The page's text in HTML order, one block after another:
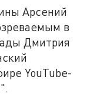
Арсений
в
Дмитрия
YouTube-